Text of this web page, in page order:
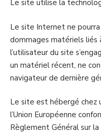
Le site utilise la
Le site Internet ne
dommages matériels liés
l’utilisateur du site
un matériel récent, ne
navigateur de dernière
Le site est hébergé
l’Union Européenne
Règlement Général sur